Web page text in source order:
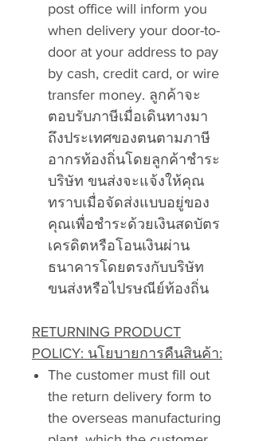
post office will inform you
when delivery your door-to-
door at your address to pay
by cash, credit card, or wire
transfer money. ลูกค้าจะ
ตอบรับภาษีเมื่อเดินทางมา
ถึงประเทศของตนตามภาษี
อากรท้องถิ่นโดยลูกค้าชำระ
บริษัท ขนส่งจะแจ้งให้คุณ
ทราบเมื่อจัดส่งแบบอยู่ของ
คุณเพื่อชำระด้วยเงินสดบัตร
เครดิตหรือโอนเงินผ่าน
ธนาคารโดยตรงกับบริษัท
ขนส่งหรือไปรษณีย์ท้องถิ่น
RETURNING PRODUCT
POLICY: นโยบายการคืนสินค้า:
The customer must fill out
the return delivery form to
the overseas manufacturing